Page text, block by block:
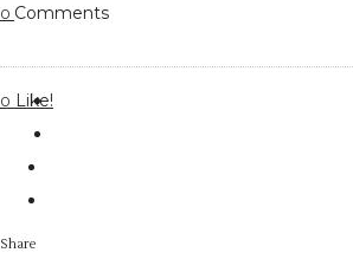
0 Comments
0 Like!
Share